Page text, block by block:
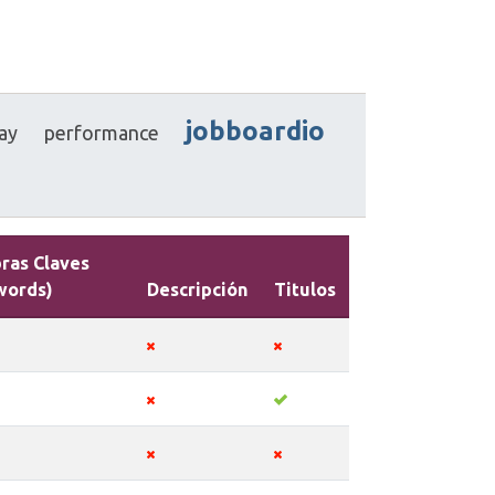
performance jobboardio
Claves
Descripción Titulos